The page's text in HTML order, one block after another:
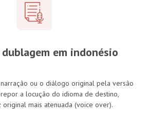
em indonésio
ou o diálogo original pela versão
a locução do idioma de destino,
mais atenuada (voice over).